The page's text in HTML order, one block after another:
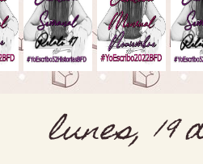
lunes, 19